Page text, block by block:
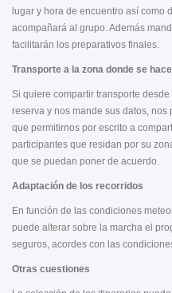
lugar y hora de encuentro así como
acompañará al grupo. Además
facilitarán los preparativos finales.
Transporte a la zona donde se
Si quiere compartir transporte
reserva y nos mande sus datos,
que permitirnos por escrito a
participantes que residan por su
que se puedan poner de acuerdo.
Adaptación de los recorridos
En función de las condiciones
puede alterar sobre la marcha el
seguros, acordes con las
Otras cuestiones